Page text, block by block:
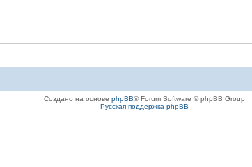
Создано на основе phpBB® Forum Software © phpBB Group
Русская поддержка phpBB